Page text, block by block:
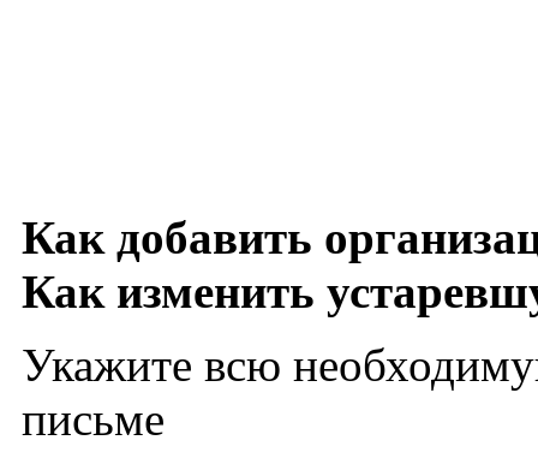
Как добавить
Как изменить
Укажите всю
письме